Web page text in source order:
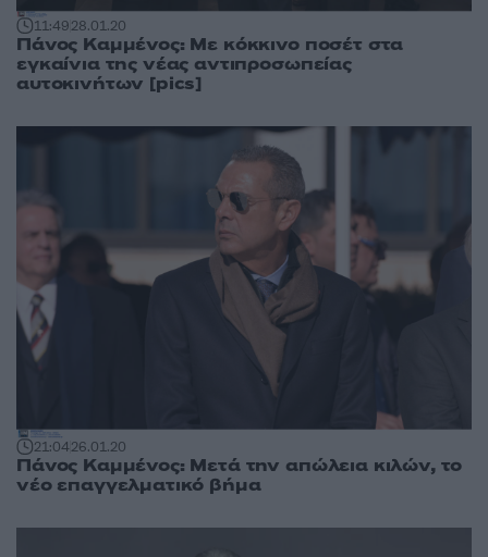
11:4928.01.20
Πάνος Καμμένος: Με κόκκινο ποσέτ στα
εγκαίνια της νέας αντιπροσωπείας
αυτοκινήτων [pics]
21:0426.01.20
Πάνος Καμμένος: Μετά την απώλεια κιλών, το
νέο επαγγελματικό βήμα